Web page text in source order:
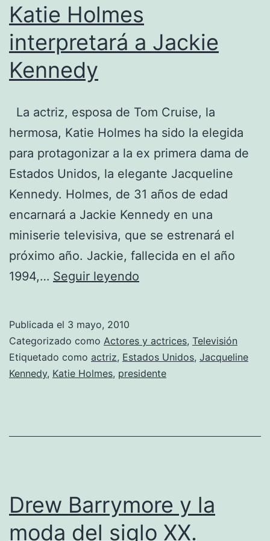
Katie Holmes
interpretará a Jackie
Kennedy
La actriz, esposa de Tom Cruise, la
hermosa, Katie Holmes ha sido la elegida
para protagonizar a la ex primera dama de
Estados Unidos, la elegante Jacqueline
Kennedy. Holmes, de 31 años de edad
encarnará a Jackie Kennedy en una
miniserie televisiva, que se estrenará el
próximo año. Jackie, fallecida en el año
1994,… Seguir leyendo
a
Jackie
Kennedy
Publicada el 3 mayo, 2010
Categorizado como Actores y actrices, Televisión
Etiquetado como actriz, Estados Unidos, Jacqueline
Kennedy, Katie Holmes, presidente
Drew Barrymore y la
moda del siglo XX.